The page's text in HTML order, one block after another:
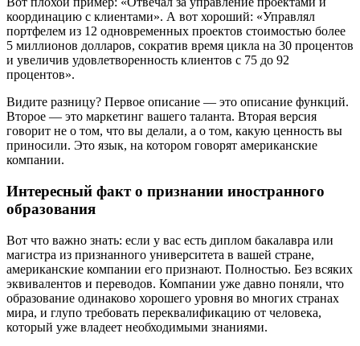
координацию с клиентами». А вот хороший: «Управлял
портфелем из 12 одновременных проектов стоимостью более
5 миллионов долларов, сократив время цикла на 30 процентов
и увеличив удовлетворенность клиентов с 75 до 92
процентов».
Видите разницу? Первое описание — это описание функций.
Второе — это маркетинг вашего таланта. Вторая версия
говорит не о том, что вы делали, а о том, какую ценность вы
приносили. Это язык, на котором говорят американские
компании.
Интересный факт о признании иностранного
образования
Вот что важно знать: если у вас есть диплом бакалавра или
магистра из признанного университета в вашей стране,
американские компании его признают. Полностью. Без всяких
эквивалентов и переводов. Компании уже давно поняли, что
образование одинаково хорошего уровня во многих странах
мира, и глупо требовать переквалификацию от человека,
который уже владеет необходимыми знаниями.